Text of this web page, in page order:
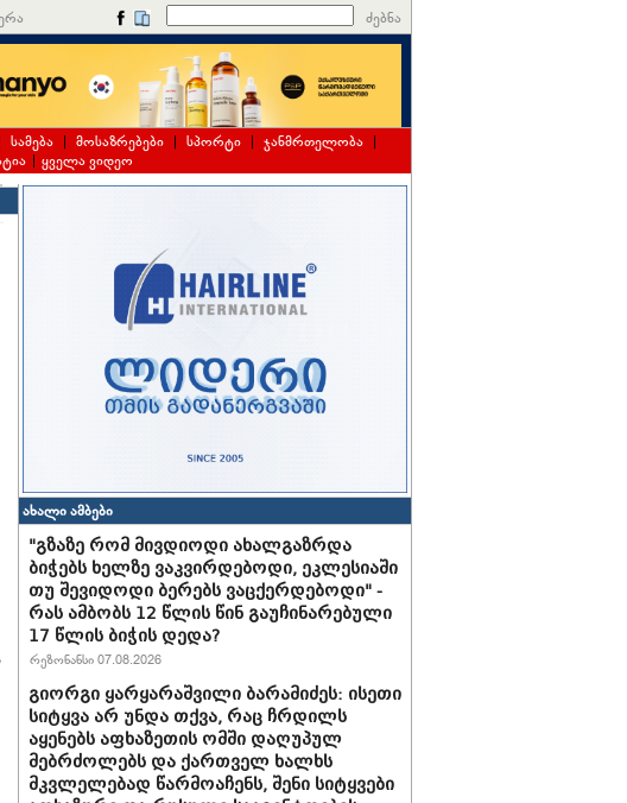
ძებნა
სამება | მოსაზრებები | სპორტი | ჯანმრთელობა |
| ყველა ვიდეო
ახალი ამბები
"გზაზე რომ მივდიოდი ახალგაზრდა
ბიჭებს ხელზე ვაკვირდებოდი, ეკლესიაში
თუ შევიდოდი ბერებს ვაცქერდებოდი" -
რას ამბობს 12 წლის წინ გაუჩინარებული
17 წლის ბიჭის დედა?
რეზონანსი 07.08.2026
გიორგი ყარყარაშვილი ბარამიძეს: ისეთი
სიტყვა არ უნდა თქვა, რაც ჩრდილს
აყენებს აფხაზეთის ომში დაღუპულ
მებრძოლებს და ქართველ ხალხს
მკვლელებად წარმოაჩენს, შენი სიტყვები